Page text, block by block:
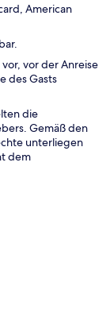
American
vor der Anreise
des Gasts
die
Gemäß den
unterliegen
dem